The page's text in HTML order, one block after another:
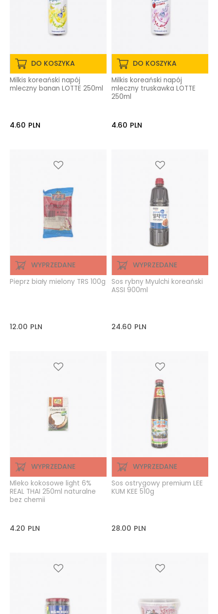
DO KOSZYKA
Milkis koreański napój
mleczny banan LOTTE 250ml
4.60 PLN
DO KOSZYKA
Milkis koreański napój
mleczny truskawka LOTTE
250ml
4.60 PLN
WYPRZEDANE
Pieprz biały mielony TRS 100g
12.00 PLN
WYPRZEDANE
Sos rybny Myulchi koreański
ASSI 900ml
24.60 PLN
WYPRZEDANE
Mleko kokosowe light 6%
REAL THAI 250ml naturalne
bez chemii
4.20 PLN
WYPRZEDANE
Sos ostrygowy premium LEE
KUM KEE 510g
28.00 PLN